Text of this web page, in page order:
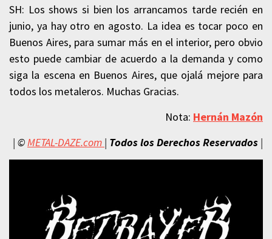
SH: Los shows si bien los arrancamos tarde recién en
junio, ya hay otro en agosto. La idea es tocar poco en
Buenos Aires, para sumar más en el interior, pero obvio
esto puede cambiar de acuerdo a la demanda y como
siga la escena en Buenos Aires, que ojalá mejore para
todos los metaleros. Muchas Gracias.
Nota: Hernán Mazón
| ©METAL-DAZE.com | Todos los Derechos Reservados |